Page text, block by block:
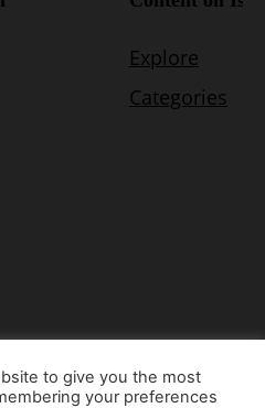
to give you the most
your preferences